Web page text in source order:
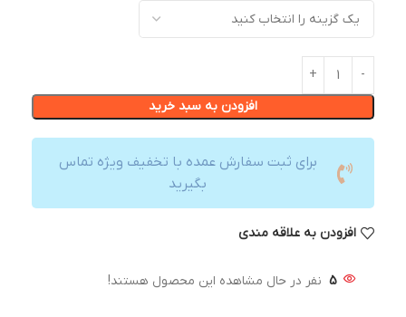
افزودن به سبد خرید
برای ثبت سفارش عمده با تخفیف ویژه تماس
بگیرید
افزودن به علاقه مندی
5 نفر در حال مشاهده این محصول هستند!